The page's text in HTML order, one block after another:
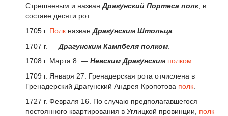
Стрешневым и названДрагунский Портеса полк, в
составе десяти рот.
1705 г. Полк названДрагунским Штольца
1707 г. —Драгунским Кампбеля полком
1708 г. Марта 8. — Невским Драгунским полком.
1709 г. Января 27. Гренадерская рота отчислена в
Гренадерский Драгунский Андрея Кропотова полк
1727 г. Февраля 16. По случаю предполагавшегося
постоянного квартирования в Углицкой провинции, полк